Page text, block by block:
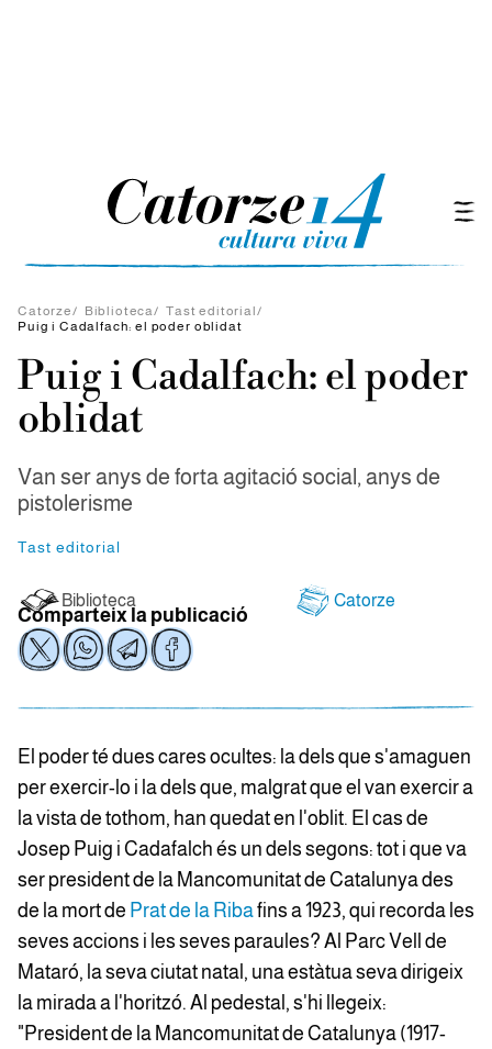
Catorze/ Biblioteca/ Tast editorial/
Puig i Cadalfach: el poder oblidat
Puig i Cadalfach: el poder
oblidat
Van ser anys de forta agitació social, anys de
pistolerisme
Tast editorial
Biblioteca Catorze
Comparteix la publicació
El poder té dues cares ocultes: la dels que s'amaguen
per exercir-lo i la dels que, malgrat que el van exercir a
la vista de tothom, han quedat en l'oblit. El cas de
Josep Puig i Cadafalch és un dels segons: tot i que va
ser president de la Mancomunitat de Catalunya des
de la mort de Prat de la Ribafins a 1923, qui recorda les
seves accions i les seves paraules? Al Parc Vell de
Mataró, la seva ciutat natal, una estàtua seva dirigeix
la mirada a l'horitzó. Al pedestal, s'hi llegeix:
"President de la Mancomunitat de Catalunya (1917-